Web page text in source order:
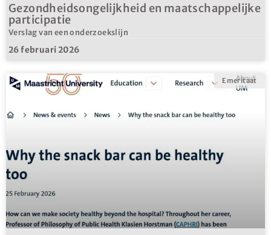
Gezondheidsongelijkheid en maatschappelijke
participatie
Verslag van een onderzoekslijn
26 februari 2026
Emeritaat